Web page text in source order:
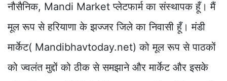
नौसैनिक, Mandi Market प्लेटफार्म का संस्थापक हूँ। मैं
मूल रूप से हरियाणा के झज्जर जिले का निवासी हूँ। मंडी
मार्केट( Mandibhavtoday.net) को मूल रूप से पाठकों
को ज्वलंत मुद्दों को ठीक से समझाने और मार्केट और इसके